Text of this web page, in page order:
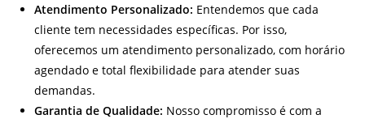
Atendimento Personalizado: Entendemos que cada
cliente tem necessidades específicas. Por isso,
oferecemos um atendimento personalizado, com horário
agendado e total flexibilidade para atender suas
demandas.
Garantia de Qualidade: Nosso compromisso é com a